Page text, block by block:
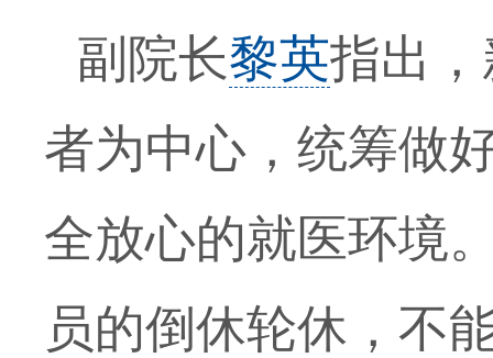
副院长黎英指出
者为中心，统筹做
全放心的就医环境
员的倒休轮休，不